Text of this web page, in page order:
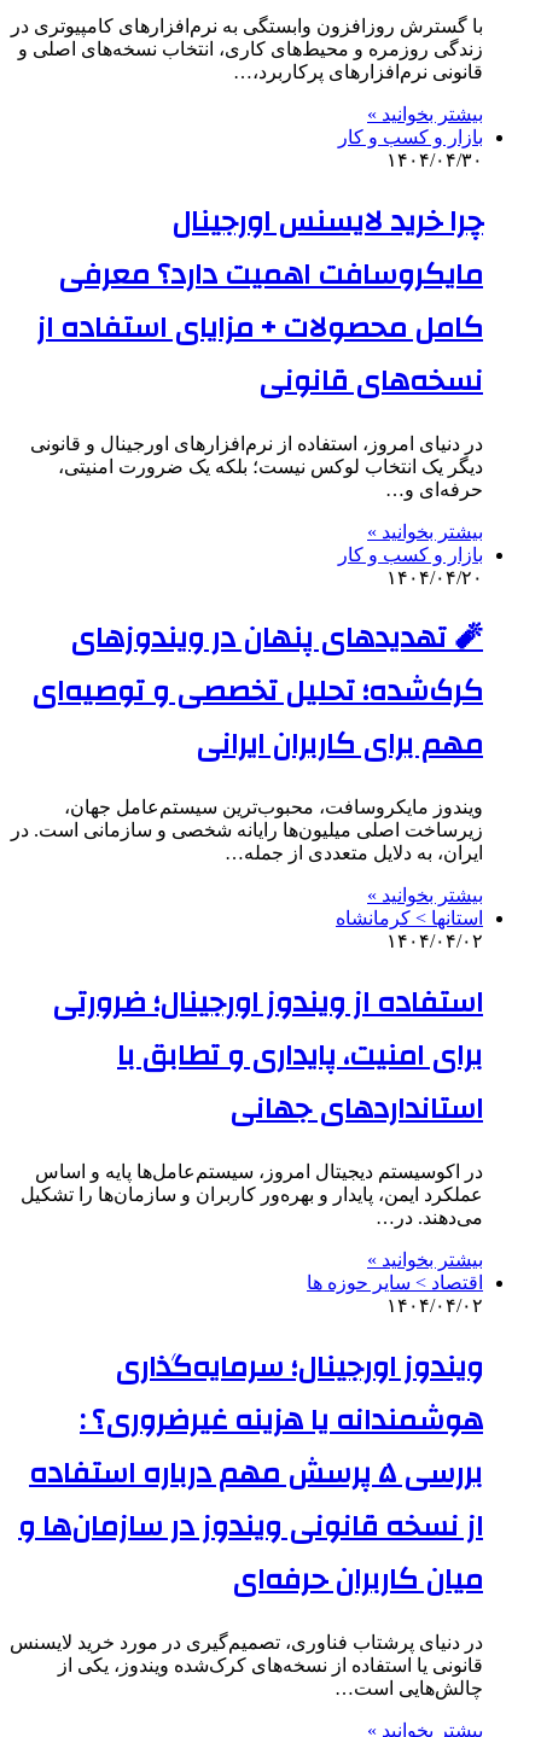
با گسترش روزافزون وابستگی به نرم‌افزارهای کامپیوتری در
زندگی روزمره و محیط‌های کاری، انتخاب نسخه‌های اصلی و
قانونی نرم‌افزارهای پرکاربرد،…
بیشتر بخوانید »
بازار و کسب و کار
۱۴۰۴/۰۴/۳۰
چرا خرید لایسنس اورجینال
مایکروسافت اهمیت دارد؟ معرفی
کامل محصولات + مزایای استفاده از
نسخه‌های قانونی
در دنیای امروز، استفاده از نرم‌افزارهای اورجینال و قانونی
دیگر یک انتخاب لوکس نیست؛ بلکه یک ضرورت امنیتی،
حرفه‌ای و…
بیشتر بخوانید »
بازار و کسب و کار
۱۴۰۴/۰۴/۲۰
🧨 تهدیدهای پنهان در ویندوزهای
کرک‌شده؛ تحلیل تخصصی و توصیه‌ای
مهم برای کاربران ایرانی
ویندوز مایکروسافت، محبوب‌ترین سیستم‌عامل جهان،
زیرساخت اصلی میلیون‌ها رایانه شخصی و سازمانی است. در
ایران، به دلایل متعددی از جمله…
بیشتر بخوانید »
استانها > کرمانشاه
۱۴۰۴/۰۴/۰۲
استفاده از ویندوز اورجینال؛ ضرورتی
برای امنیت، پایداری و تطابق با
استانداردهای جهانی
در اکوسیستم دیجیتال امروز، سیستم‌عامل‌ها پایه و اساس
عملکرد ایمن، پایدار و بهره‌ور کاربران و سازمان‌ها را تشکیل
می‌دهند. در…
بیشتر بخوانید »
اقتصاد > سایر حوزه ها
۱۴۰۴/۰۴/۰۲
ویندوز اورجینال؛ سرمایه‌گذاری
هوشمندانه یا هزینه غیرضروری؟ :
بررسی ۵ پرسش مهم درباره استفاده
از نسخه قانونی ویندوز در سازمان‌ها و
میان کاربران حرفه‌ای
در دنیای پرشتاب فناوری، تصمیم‌گیری در مورد خرید لایسنس
قانونی یا استفاده از نسخه‌های کرک‌شده ویندوز، یکی از
چالش‌هایی است…
بیشتر بخوانید »